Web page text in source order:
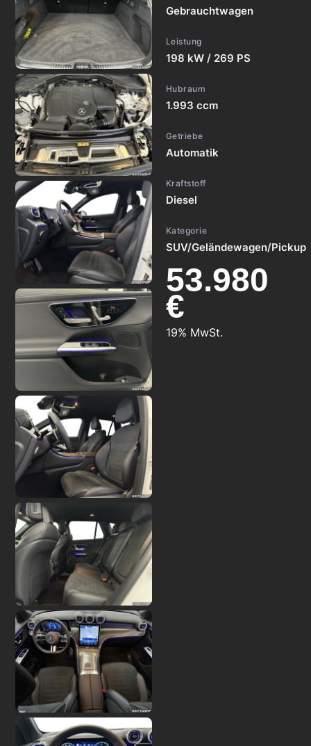
Gebrauchtwagen
Leistung
198 kW / 269 PS
Hubraum
1.993 ccm
Getriebe
Automatik
Kraftstoff
Diesel
Kategorie
SUV/Geländewagen/Pickup
53.980
€
19% MwSt.